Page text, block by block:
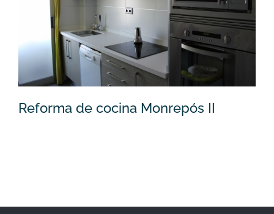
Reforma de cocina Monrepós I
Reforma de cocina Monrepós II